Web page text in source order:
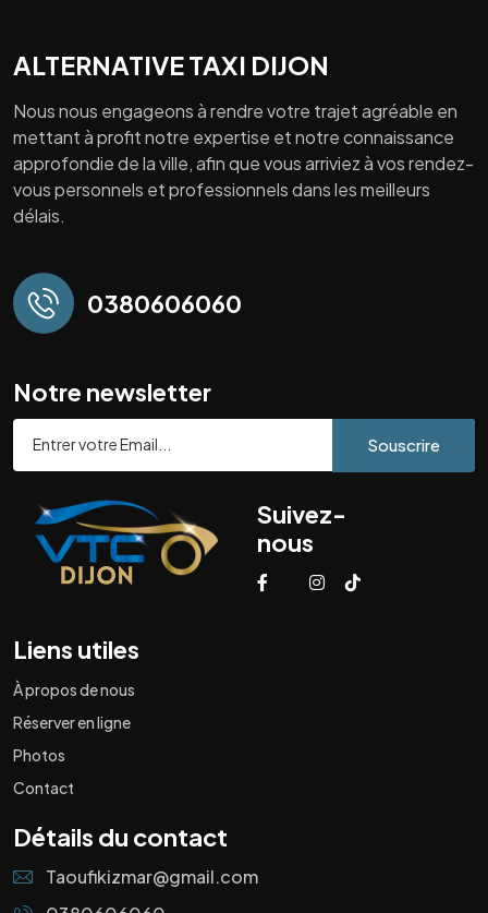
ALTERNATIVE TAXI DIJON
Nous nous engageons à rendre votre trajet agréable en
mettant à profit notre expertise et notre connaissance
approfondie de la ville, afin que vous arriviez à vos rendez-
vous personnels et professionnels dans les meilleurs
délais.
0380606060
Notre newsletter
Souscrire
Suivez-
nous
Liens utiles
À propos de nous
Réserver en ligne
Photos
Contact
Détails du contact
Taoufikizmar@gmail.com